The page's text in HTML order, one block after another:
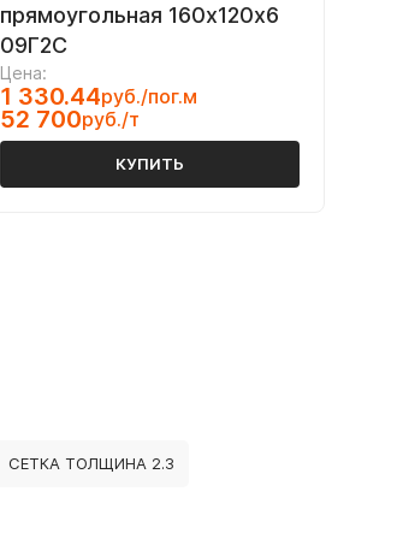
прямоугольная 160х120х6
09Г2С
Цена:
1 330.44руб./пог.м
52 700руб./т
КУПИТЬ
СЕТКА ТОЛЩИНА 2.3